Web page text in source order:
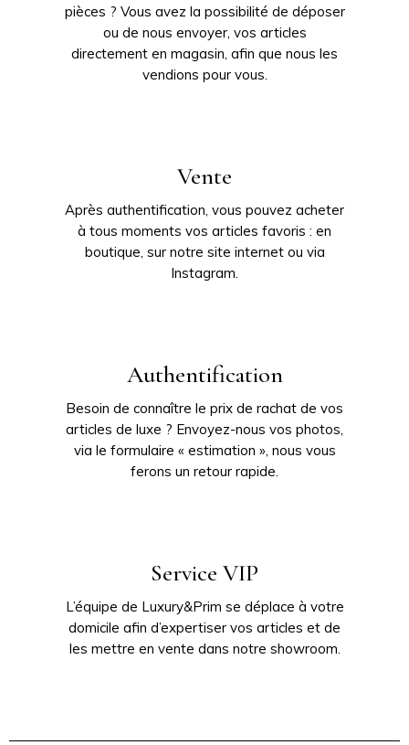
pièces ? Vous avez la possibilité de déposer
ou de nous envoyer, vos articles
directement en magasin, afin que nous les
vendions pour vous.
Vente
Après authentification, vous pouvez acheter
à tous moments vos articles favoris : en
boutique, sur notre site internet ou via
Instagram.
Authentification
Besoin de connaître le prix de rachat de vos
articles de luxe ? Envoyez-nous vos photos,
via le formulaire « estimation », nous vous
ferons un retour rapide.
Service VIP
L’équipe de Luxury&Prim se déplace à votre
domicile afin d’expertiser vos articles et de
les mettre en vente dans notre showroom.